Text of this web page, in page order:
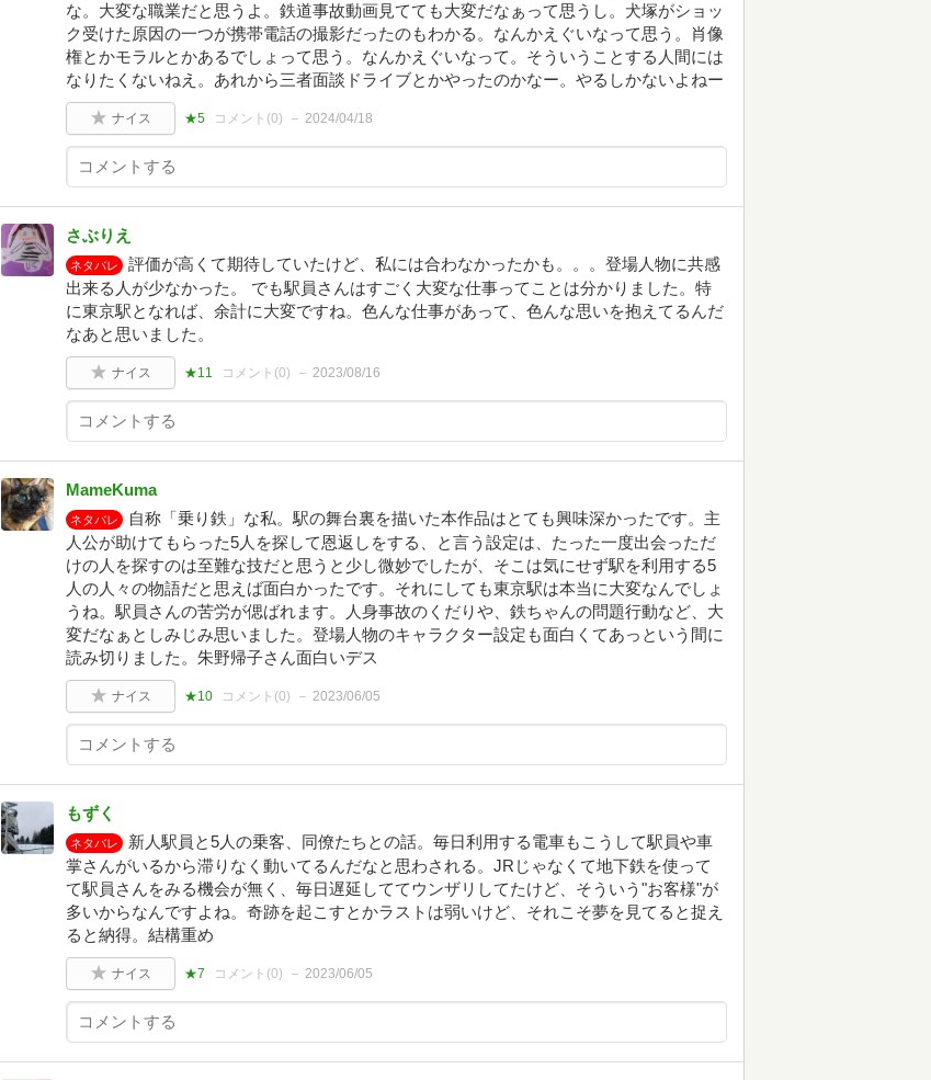
な。大変な職業だと思うよ。鉄道事故動画見てても大変だなぁって思うし。犬塚がショッ
ク受けた原因の一つが携帯電話の撮影だったのもわかる。なんかえぐいなって思う。肖像
権とかモラルとかあるでしょって思う。なんかえぐいなって。そういうことする人間には
なりたくないねえ。あれから三者面談ドライブとかやったのかなー。やるしかないよねー
ナイス ★5 コメント(0) 2024/04/18
さぶりえ
ネタバレ
評価が高くて期待していたけど、私には合わなかったかも。。。登場人物に共感
出来る人が少なかった。 でも駅員さんはすごく大変な仕事ってことは分かりました。特
に東京駅となれば、余計に大変ですね。色んな仕事があって、色んな思いを抱えてるんだ
なあと思いました。
ナイス ★11 コメント(0) 2023/08/16
MameKuma
ネタバレ
自称「乗り鉄」な私。駅の舞台裏を描いた本作品はとても興味深かったです。主
人公が助けてもらった5人を探して恩返しをする、と言う設定は、たった一度出会っただ
けの人を探すのは至難な技だと思うと少し微妙でしたが、そこは気にせず駅を利用する5
人の人々の物語だと思えば面白かったです。それにしても東京駅は本当に大変なんでしょ
うね。駅員さんの苦労が偲ばれます。人身事故のくだりや、鉄ちゃんの問題行動など、大
変だなぁとしみじみ思いました。登場人物のキャラクター設定も面白くてあっという間に
読み切りました。朱野帰子さん面白いデス
ナイス ★10 コメント(0) 2023/06/05
もずく
ネタバレ
新人駅員と5人の乗客、同僚たちとの話。毎日利用する電車もこうして駅員や車
掌さんがいるから滞りなく動いてるんだなと思わされる。JRじゃなくて地下鉄を使って
て駅員さんをみる機会が無く、毎日遅延しててウンザリしてたけど、そういう"お客様"が
多いからなんですよね。奇跡を起こすとかラストは弱いけど、それこそ夢を見てると捉え
ると納得。結構重め
ナイス ★7 コメント(0) 2023/06/05